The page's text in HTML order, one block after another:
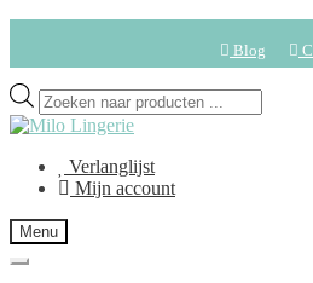
Blog
Verlanglijst
Mijn account
Menu